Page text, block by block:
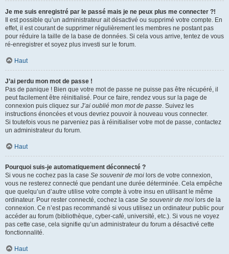
Je me suis enregistré par le passé mais je ne peux plus me connecter ?!
Il est possible qu’un administrateur ait désactivé ou supprimé votre compte. En
effet, il est courant de supprimer régulièrement les membres ne postant pas
pour réduire la taille de la base de données. Si cela vous arrive, tentez de vous
ré-enregistrer et soyez plus investi sur le forum.
Haut
J’ai perdu mon mot de passe !
Pas de panique ! Bien que votre mot de passe ne puisse pas être récupéré, il
peut facilement être réinitialisé. Pour ce faire, rendez vous sur la page de
connexion puis cliquez sur J’ai oublié mon mot de passe. Suivez les
instructions énoncées et vous devriez pouvoir à nouveau vous connecter.
Si toutefois vous ne parveniez pas à réinitialiser votre mot de passe, contactez
un administrateur du forum.
Haut
Pourquoi suis-je automatiquement déconnecté ?
Si vous ne cochez pas la case Se souvenir de moi lors de votre connexion,
vous ne resterez connecté que pendant une durée déterminée. Cela empêche
que quelqu’un d’autre utilise votre compte à votre insu en utilisant le même
ordinateur. Pour rester connecté, cochez la case Se souvenir de moi lors de la
connexion. Ce n’est pas recommandé si vous utilisez un ordinateur public pour
accéder au forum (bibliothèque, cyber-café, université, etc.). Si vous ne voyez
pas cette case, cela signifie qu’un administrateur du forum a désactivé cette
fonctionnalité.
Haut